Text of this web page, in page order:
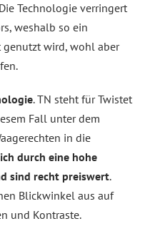
Die Technologie verringert
weshalb so ein
genutzt wird, wohl aber
. TN steht für Twistet
Fall unter dem
in die
durch eine hohe
sind recht preiswert.
Blickwinkel aus auf
und Kontraste.